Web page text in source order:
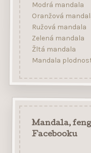
Modrá mandala
Oranžová
Ružová mandala
Zelená mandala
Žltá mandala
Mandala
Mandala,
Facebooku